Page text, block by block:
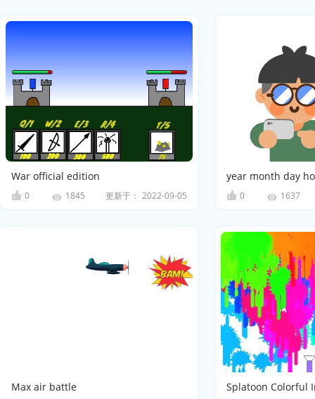
War official edition
0 1845 更新于： 2022-09-05
year month day
0 1637
Max air battle Splatoon Colorful